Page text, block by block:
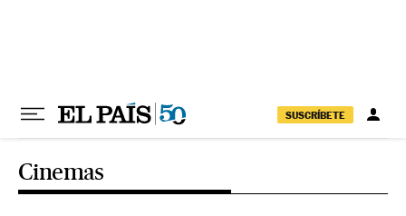
SUSCRÍBETE
Cinemas